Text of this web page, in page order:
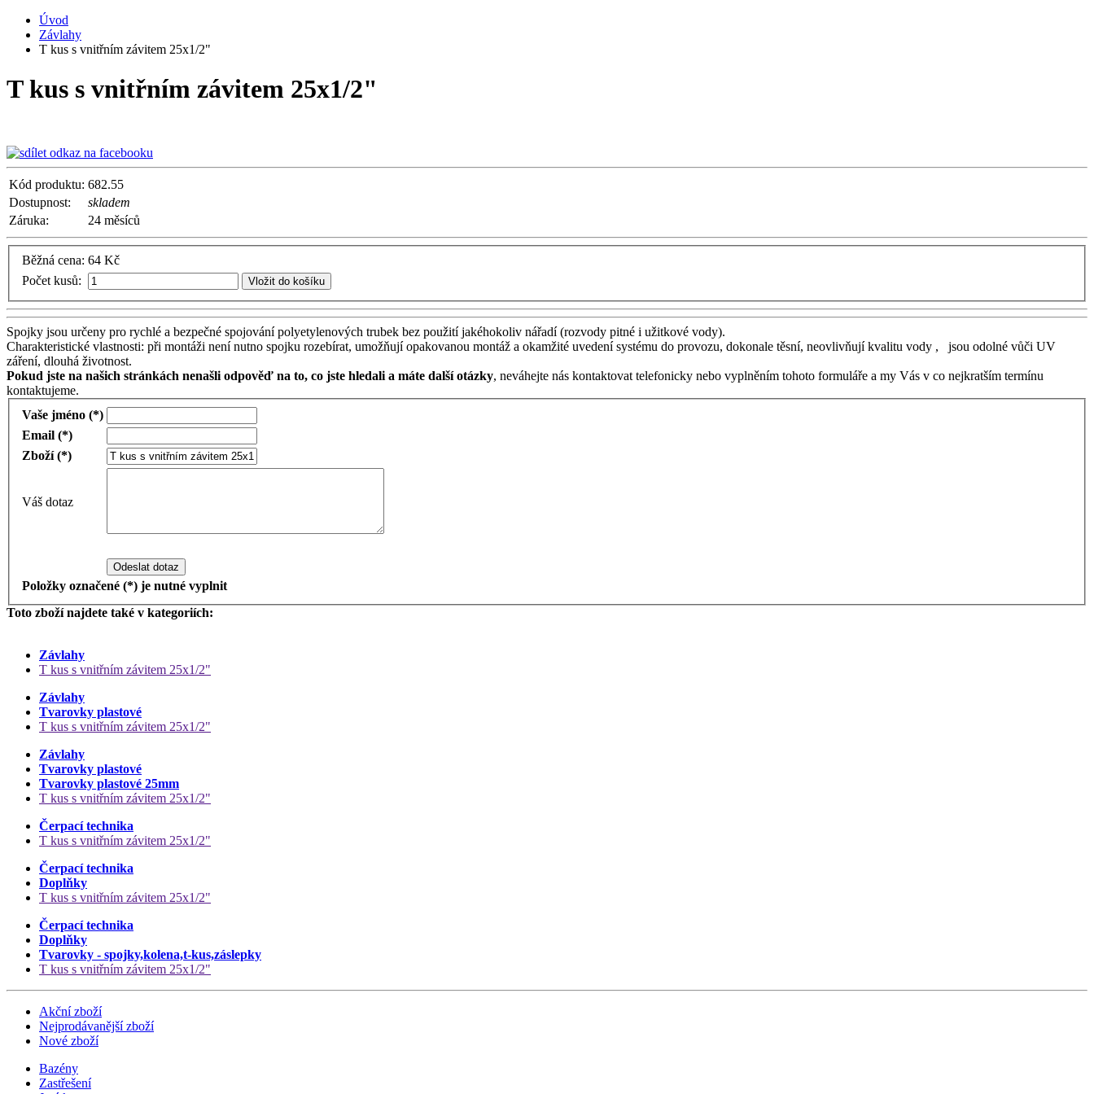
Úvod
Závlahy
T kus s vnitřním závitem 25x1/2"
T kus s vnitřním závitem 25x1/2"
Kód produktu: 682.55
Dostupnost:
skladem
Záruka:
24 měsíců
Běžná cena: 64 Kč
Počet kusů:
Vložit do košíku
Spojky jsou určeny pro rychlé a bezpečné spojování polyetylenových trubek bez použití jakéhokoliv nářadí (rozvody pitné i užitkové vody).
Charakteristické vlastnosti: při montáži není nutno spojku rozebírat, umožňují opakovanou montáž a okamžité uvedení systému do provozu, dokonale těsní, neovlivňují kvalitu vody , jsou odolné vůči UV
záření, dlouhá životnost.
Pokud jste na našich stránkách nenašli odpověď na to, co jste hledali a máte další otázky, neváhejte nás kontaktovat telefonicky nebo vyplněním tohoto formuláře a my Vás v co nejkratším termínu
kontaktujeme.
Vaše jméno (*)
Email (*)
Zboží (*)
Váš dotaz
Odeslat dotaz
Položky označené (*) je nutné vyplnit
Toto zboží najdete také v kategoriích:
Závlahy
T kus s vnitřním závitem 25x1/2"
Závlahy
Tvarovky plastové
T kus s vnitřním závitem 25x1/2"
Závlahy
Tvarovky plastové
Tvarovky plastové 25mm
T kus s vnitřním závitem 25x1/2"
Čerpací technika
T kus s vnitřním závitem 25x1/2"
Čerpací technika
Doplňky
T kus s vnitřním závitem 25x1/2"
Čerpací technika
Doplňky
Tvarovky - spojky,kolena,t-kus,záslepky
T kus s vnitřním závitem 25x1/2"
Akční zboží
Nejprodávanější zboží
Nové zboží
Bazény
Zastřešení